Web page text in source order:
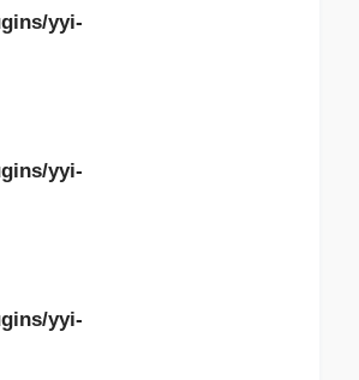
yyi-
yyi-
yyi-